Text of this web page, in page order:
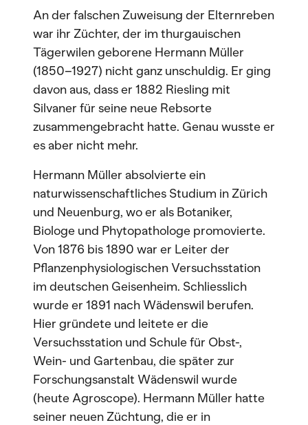
An der falschen Zuweisung der Elternreben
war ihr Züchter, der im thurgauischen
Tägerwilen geborene Hermann Müller
(1850–1927) nicht ganz unschuldig. Er ging
davon aus, dass er 1882 Riesling mit
Silvaner für seine neue Rebsorte
zusammengebracht hatte. Genau wusste er
es aber nicht mehr.
Hermann Müller absolvierte ein
naturwissenschaftliches Studium in Zürich
und Neuenburg, wo er als Botaniker,
Biologe und Phytopathologe promovierte.
Von 1876 bis 1890 war er Leiter der
Pflanzenphysiologischen Versuchsstation
im deutschen Geisenheim. Schliesslich
wurde er 1891 nach Wädenswil berufen.
Hier gründete und leitete er die
Versuchsstation und Schule für Obst-,
Wein- und Gartenbau, die später zur
Forschungsanstalt Wädenswil wurde
(heute Agroscope). Hermann Müller hatte
seiner neuen Züchtung, die er in